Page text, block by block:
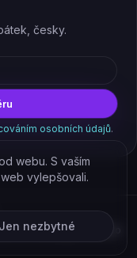
česky.
osobních údajů.
katalogu, cena pro
webu. S vaším
vylepšovali.
Jen nezbytné